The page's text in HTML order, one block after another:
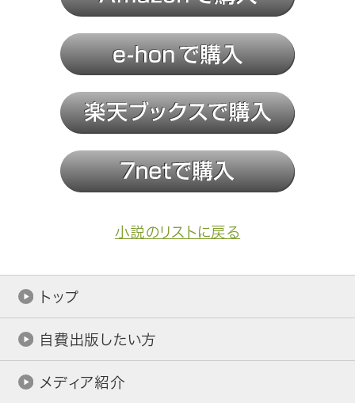
小説のリストに戻る
トップ
自費出版したい方
メディア紹介